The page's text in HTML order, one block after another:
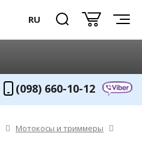
RU
(098) 660-10-12
Мотокосы и триммеры